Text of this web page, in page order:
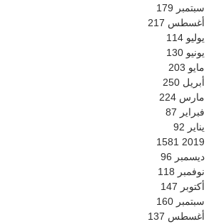
سبتمبر 179
أغسطس 217
يوليو 114
يونيو 130
مايو 203
أبريل 250
مارس 224
فبراير 87
يناير 92
2019
1581
ديسمبر 96
نوفمبر 118
أكتوبر 147
سبتمبر 160
أغسطس 137